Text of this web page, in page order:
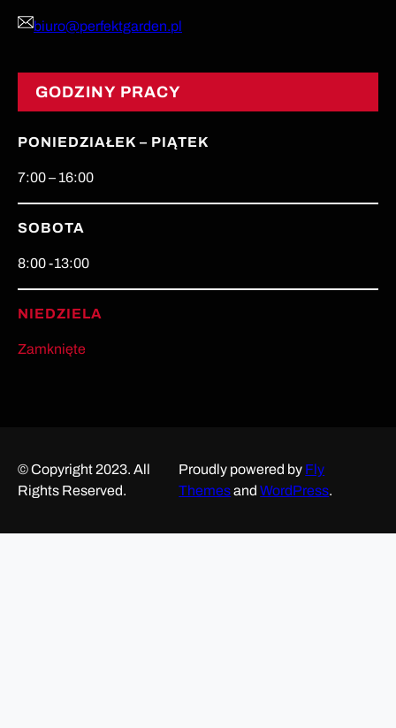
biuro@perfektgarden.pl
GODZINY PRACY
PONIEDZIAŁEK – PIĄTEK
7:00 – 16:00
SOBOTA
8:00 -13:00
NIEDZIELA
Zamknięte
© Copyright 2023. All
Rights Reserved.
Proudly powered by Fly
ThemesandWordPress.